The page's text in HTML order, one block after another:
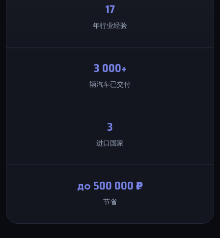
17
年行业经验
3 000+
辆汽车已交付
3
进口国家
до 500 000₽
节省